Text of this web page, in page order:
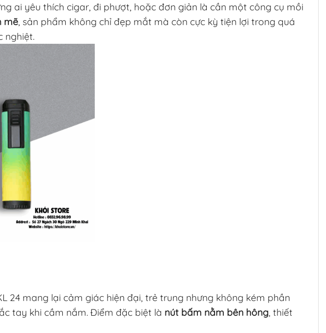
ai yêu thích cigar, đi phượt, hoặc đơn giản là cần một công cụ mồi
mẽ, sản phẩm không chỉ đẹp mắt mà còn cực kỳ tiện lợi trong quá
nghiệt.
24 mang lại cảm giác hiện đại, trẻ trung nhưng không kém phần
tay khi cầm nắm. Điểm đặc biệt là nút bấm nằm bên hông, thiết